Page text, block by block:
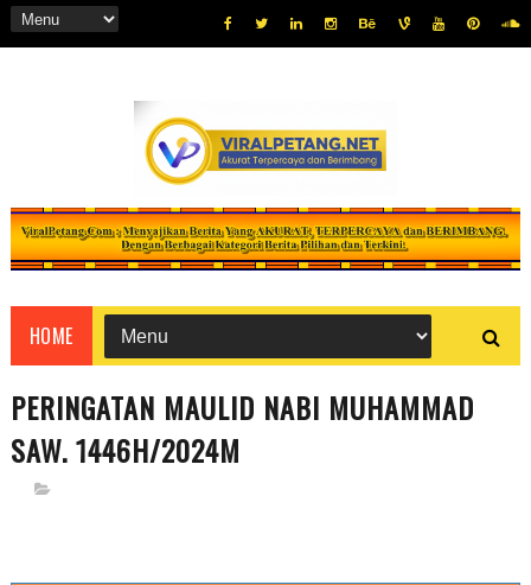
HOME
PERINGATAN MAULID NABI MUHAMMAD
SAW. 1446H/2024M